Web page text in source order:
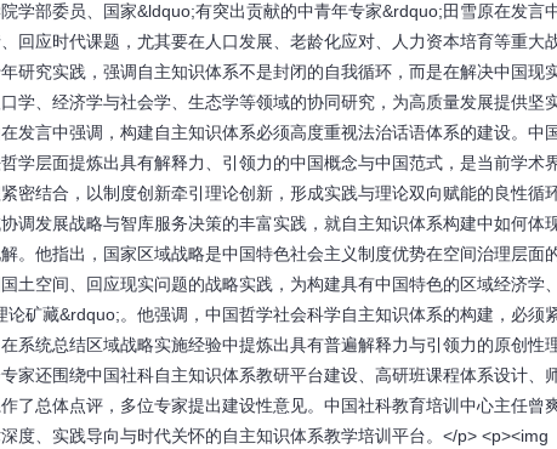
学部委员、国家&ldquo;有突出贡献的中青年专家&rdquo;田雪原在发言
回应时代课题，尤其要在人口发展、老龄化应对、人力资本培育等重大
研究实践，强调自主知识体系不是封闭的自我循环，而是在解决中国现
学、经济学与社会学、生态学等领域的协同研究，为高质量发展提供坚
发言中强调，构建自主知识体系必须高度重视法治话语体系的建设。中
学层面提炼出具有解释力、引领力的中国概念与中国范式，是当前学术
结合，以制度创新牵引理论创新，形成实践与理论双向赋能的良性循环
调发展战略与智库服务决策的丰富实践，就自主知识体系构建中如何体
。他指出，国家区域战略是中国特色社会主义制度优势在空间治理层面
土空间、回应现实问题的战略实践，为构建具有中国特色的区域经济学
矿藏&rdquo;。他强调，中国哲学社会科学自主知识体系的构建，必须
系统总结区域战略实施经验中提炼出具有普遍解释力与引领力的原创性
家还围绕中国社科自主知识体系教研平台建设、高研班课程体系设计、
了总体点评，多位专家提出建设性意见。中国社科教育培训中心主任曾
度、实践导向与时代关怀的自主知识体系教学培训平台。</p> <p><img